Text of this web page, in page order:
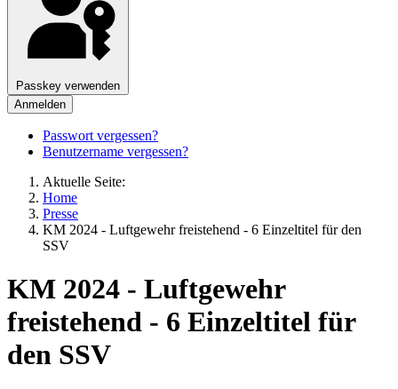
Passkey verwenden
Anmelden
Passwort vergessen?
Benutzername vergessen?
Aktuelle Seite:
Home
Presse
KM 2024 - Luftgewehr freistehend - 6 Einzeltitel für den
SSV
KM 2024 - Luftgewehr
freistehend - 6 Einzeltitel für
den SSV